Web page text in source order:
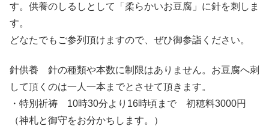
す。供養のしるしとして「柔らかいお豆腐」に針を刺しま
す。
どなたでもご参列頂けますので、ぜひ御参詣ください。
針供養 針の種類や本数に制限はありません。お豆腐へ刺
して頂くのは一人一本までとさせて頂きます。
・特別祈祷 10時30分より16時頃まで 初穂料3000円
（神札と御守をお分かちします。）